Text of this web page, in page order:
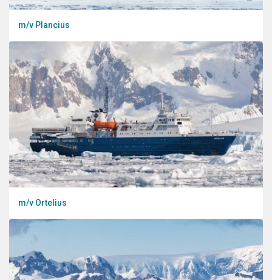
m/v Plancius
m/v Ortelius